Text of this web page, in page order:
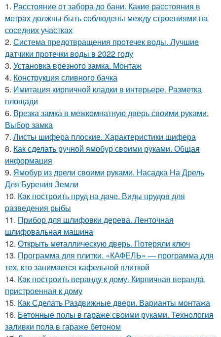
1. Расстояние от забора до бани. Какие расстояния в
метрах должны быть соблюдены между строениями на
соседних участках
2. Система предотвращения протечек воды. Лучшие
датчики протечки воды в 2022 году
3. Установка врезного замка. Монтаж
4. Конструкция сливного бачка
5. Имитация кирпичной кладки в интерьере. Разметка
площади
6. Врезка замка в межкомнатную дверь своими руками.
Выбор замка
7. Листы шифера плоские. Характеристики шифера
8. Как сделать ручной ямобур своими руками. Общая
информация
9. Ямобур из дрели своими руками. Насадка На Дрель
Для Бурения Земли
10. Как построить пруд на даче. Виды прудов для
разведения рыбы
11. Прибор для шлифовки дерева. Ленточная
шлифовальная машина
12. Открыть металлическую дверь. Потеряли ключ
13. Программа для плитки. «КАФЕЛЬ» — программа для
тех, кто занимается кафельной плиткой
14. Как построить веранду к дому. Кирпичная веранда,
пристроенная к дому
15. Как Сделать Раздвижные двери. Варианты монтажа
16. Бетонные полы в гараже своими руками. Технология
заливки пола в гараже бетоном